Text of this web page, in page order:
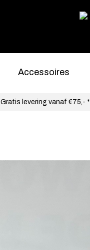
Accessoires
Gratis levering vanaf €75,- *